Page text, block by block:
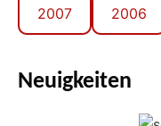
2007 2006
Neuigkeiten